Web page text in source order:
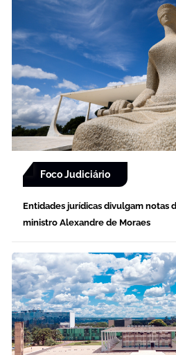
Foco Judiciário
Entidades jurídicas divulgam notas
ministro Alexandre de Moraes